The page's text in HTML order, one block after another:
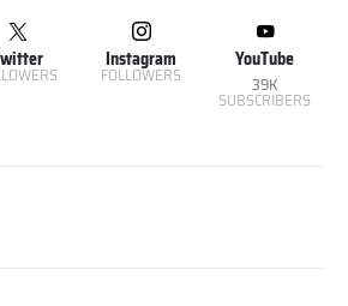
Instagram
FOLLOWERS
YouTube
39K
SUBSCRIBERS